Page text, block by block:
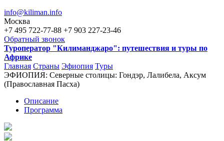
info@kiliman.info
Москва
+7 495 722-77-88 +7 903 227-23-46
Обратный звонок
Туроператор "Килиманджаро": путешествия и туры по
Африке
Вы здесь
Главная Страны Эфиопия Туры
ЭФИОПИЯ: Северные столицы: Гондэр, Лалибела, Аксум
(Православная Пасха)
Описание
Программа